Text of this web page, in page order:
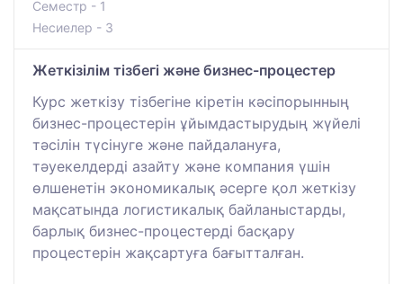
Семестр - 1
Несиелер - 3
Жеткізілім тізбегі және бизнес-процестер
Курс жеткізу тізбегіне кіретін кәсіпорынның
бизнес-процестерін ұйымдастырудың жүйелі
тәсілін түсінуге және пайдалануға,
тәуекелдерді азайту және компания үшін
өлшенетін экономикалық әсерге қол жеткізу
мақсатында логистикалық байланыстарды,
барлық бизнес-процестерді басқару
процестерін жақсартуға бағытталған.